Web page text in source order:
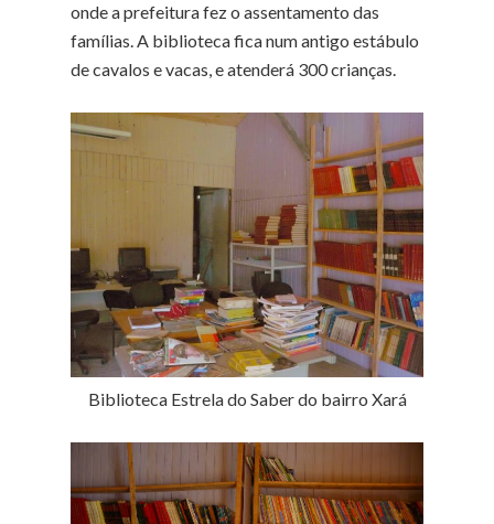
onde a prefeitura fez o assentamento das
famílias. A biblioteca fica num antigo estábulo
de cavalos e vacas, e atenderá 300 crianças.
Biblioteca Estrela do Saber do bairro Xará